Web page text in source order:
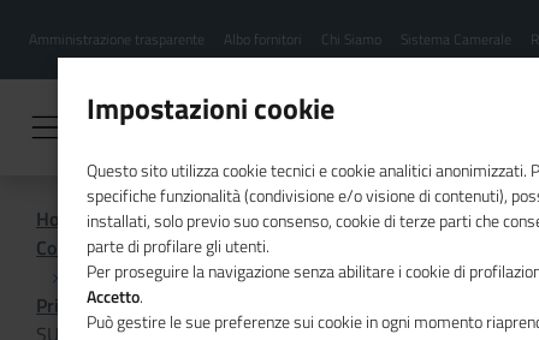
contenuto
Menu
hamburgher
Amministrazione trasparente Albo fornitori Chi Siamo Sistema Camerale
Home
Comunicazione istituzionale per il sistema camerale
Primo Piano
SUAP delle Camere di commercio: report marzo 2021
Impostazioni cookie
Questo sito utilizza cookie tecnici e cookie analitici anonimizzati.
specifiche funzionalità (condivisione e/o visione di contenuti),
installati, solo previo suo consenso, cookie di terze parti che
parte di profilare gli utenti.
Per proseguire la navigazione senza abilitare i cookie di
Accetto.
Può gestire le sue preferenze sui cookie in ogni momento